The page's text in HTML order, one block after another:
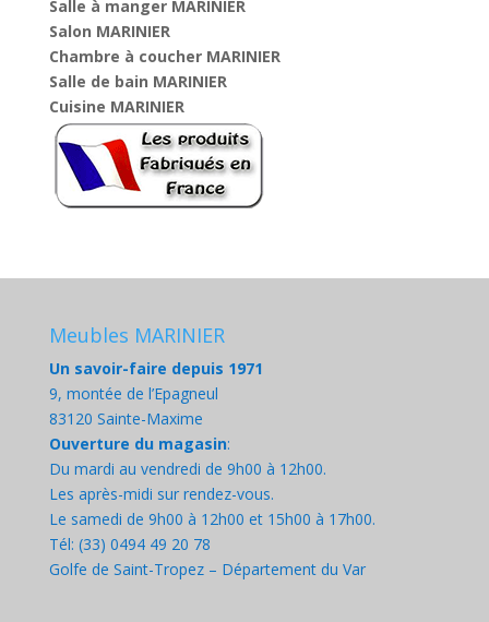
Salle à manger MARINIER
Salon MARINIER
Chambre à coucher MARINIER
Salle de bain MARINIER
Cuisine MARINIER
Meubles MARINIER
Un savoir-faire depuis 1971
9, montée de l’Epagneul
83120 Sainte-Maxime
Ouverture du magasin:
Du mardi au vendredi de 9h00 à 12h00.
Les après-midi sur rendez-vous.
Le samedi de 9h00 à 12h00 et 15h00 à 17h00.
Tél: (33) 0494 49 20 78
Golfe de Saint-Tropez – Département du Var